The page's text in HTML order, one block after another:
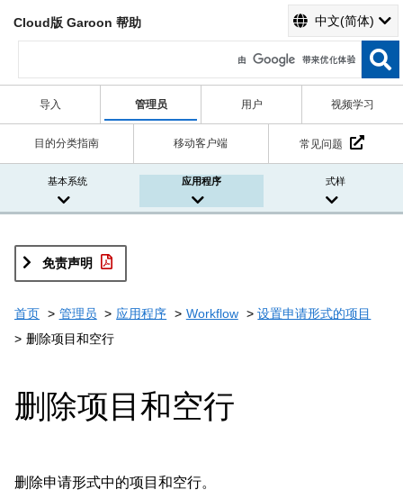
Cloud版 Garoon 帮助 中文(简体)
导入 管理员 用户 视频学习
目的分类指南 移动客户端 常见问题
基本系统 应用程序 式样
免责声明
首页 管理员 应用程序 Workflow
设置申请形式的项目
删除项目和空行
删除项目和空行
删除申请形式中的项目和空行。